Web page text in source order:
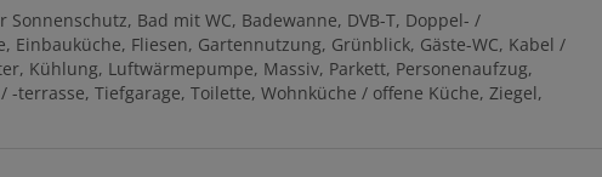
Sonnenschutz Bad mit WC Badewanne DVB-T Doppel- /
Einbauküche Fliesen Gartennutzung Grünblick Gäste-WC Kabel /
Kühlung Luftwärmepumpe Massiv Parkett Personenaufzug
-terrasse Tiefgarage Toilette Wohnküche / offene Küche Ziegel